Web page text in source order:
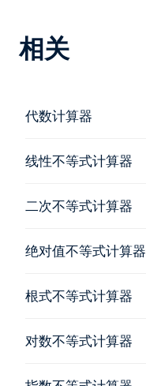
相关
代数计算器
线性不等式计算器
二次不等式计算器
绝对值不等式计算器
根式不等式计算器
对数不等式计算器